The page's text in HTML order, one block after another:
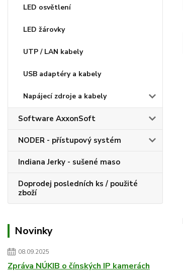
LED osvětlení
LED žárovky
UTP / LAN kabely
USB adaptéry a kabely
Napájecí zdroje a kabely
Software AxxonSoft
NODER - přístupový systém
Indiana Jerky - sušené maso
Doprodej posledních ks / použité
zboží
Novinky
08.09.2025
Zpráva NÚKIB o čínských IP kamerách